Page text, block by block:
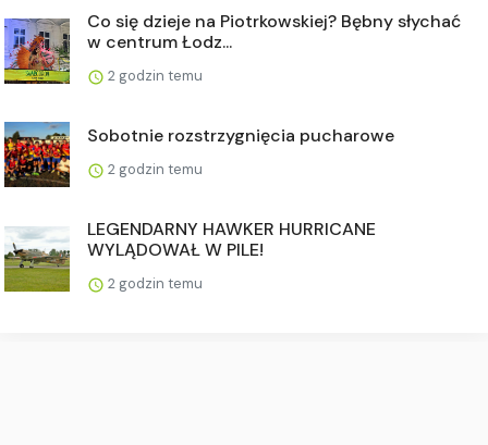
Co się dzieje na Piotrkowskiej? Bębny słychać
w centrum Łodz...
2 godzin temu
Sobotnie rozstrzygnięcia pucharowe
2 godzin temu
LEGENDARNY HAWKER HURRICANE
WYLĄDOWAŁ W PILE!
2 godzin temu